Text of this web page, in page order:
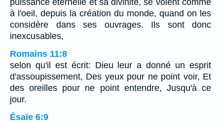
puissance éternelle et sa divinité, se voient comme
à l'oeil, depuis la création du monde, quand on les
considère dans ses ouvrages. Ils sont donc
inexcusables,
Romains 11:8
selon qu'il est écrit: Dieu leur a donné un esprit
d'assoupissement, Des yeux pour ne point voir, Et
des oreilles pour ne point entendre, Jusqu'à ce
jour.
Ésaïe 6:9